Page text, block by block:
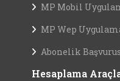
MP Mobil
MP Wep
Abonelik
Hesaplama